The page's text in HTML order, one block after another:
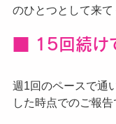
のひとつとして来て
■ 15回続け
週1回のペースで通
した時点でのご報告